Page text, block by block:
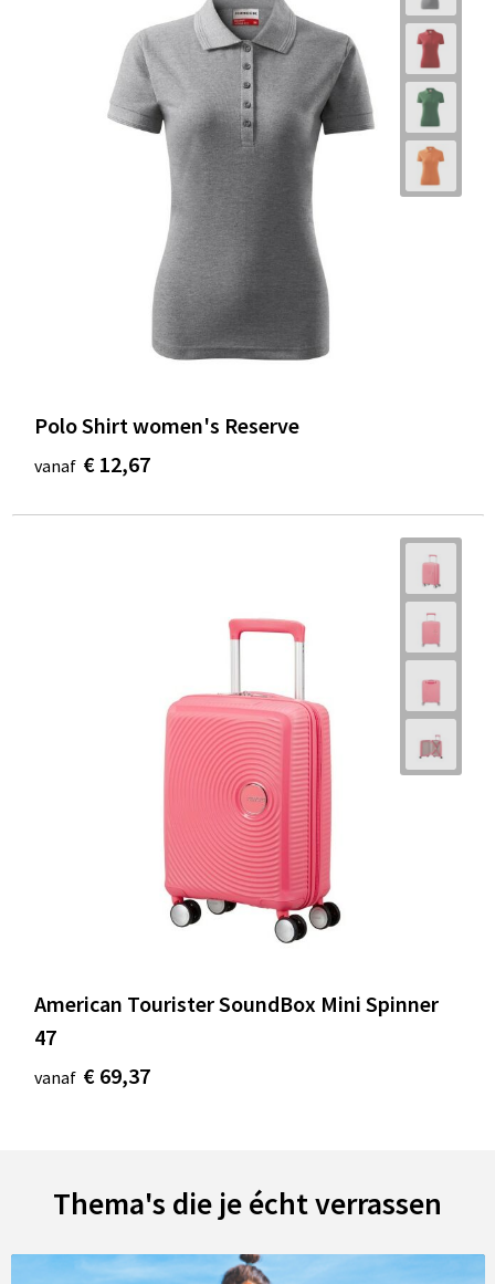
Polo Shirt women's Reserve
vanaf € 12,67
American Tourister SoundBox Mini Spinner
47
vanaf € 69,37
Thema's die je écht verrassen